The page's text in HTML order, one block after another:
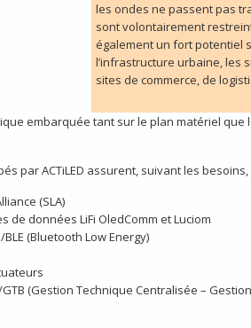
les ondes ne passent pas
sont volontairement
également un fort potentiel
l’infrastructure urbaine, les
sites de commerce, de
embarquée tant sur le plan matériel que
par ACTiLED assurent, suivant les
(SLA)
données LiFi OledComm et Luciom
(Bluetooth Low Energy)
(Gestion Technique Centralisée –